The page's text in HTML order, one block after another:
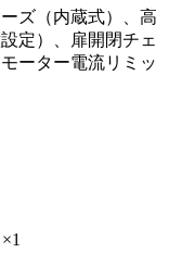
ズ（内蔵式）、高
定）、扉開閉チェ
ーター電流リミッ